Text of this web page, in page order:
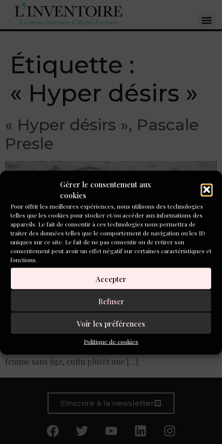
Gérer le consentement aux
cookies
Pour offrir les meilleures expériences, nous utilisons des technologies
telles que les cookies pour stocker et/ou accéder aux informations des
appareils. Le fait de consentir à ces technologies nous permettra de
traiter des données telles que le comportement de navigation ou les ID
uniques sur ce site. Le fait de ne pas consentir ou de retirer son
consentement peut avoir un effet négatif sur certaines caractéristiques et
fonctions.
Accepter
Refuser
Voir les préférences
Politique de cookies
Étiquette :
« Hyper désirs »
« Hyper désirs », Pascale
Presle
Pascale Presle Hyper désirs Tu marches à grands pas vers
le rack à caddys du Leclerc. Tu glisses une pièce dans le
premier, décroches la chaîne qui le lie au précédent, le
manœuvres pour vérifier s’il roule bien et le pousses
femme sans âge, enfin plutôt une […]
S'inscrire à la newsletter